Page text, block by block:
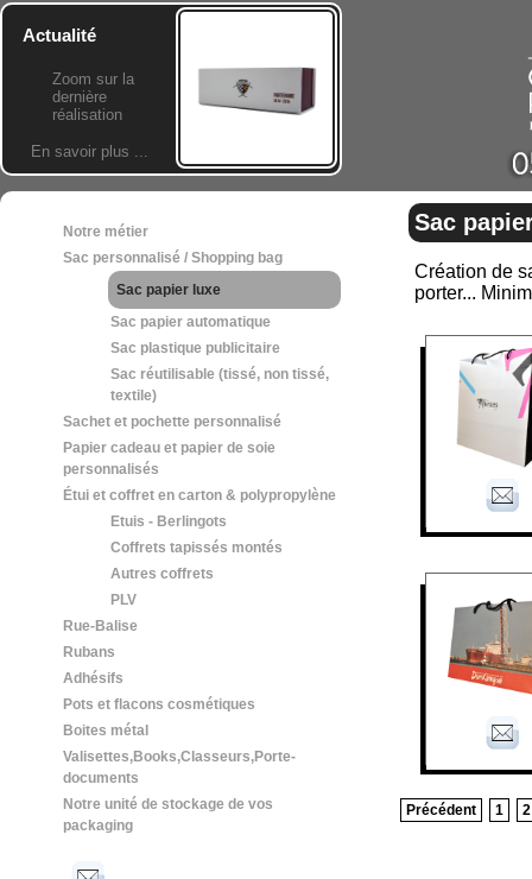
Actualité
Zoom sur la
dernière
réalisation
En savoir plus ...
Notre métier
Sac personnalisé / Shopping bag
Sac papier luxe
Sac papier automatique
Sac plastique publicitaire
Sac réutilisable (tissé, non tissé,
textile)
Sachet et pochette personnalisé
Papier cadeau et papier de soie
personnalisés
Étui et coffret en carton & polypropylène
Etuis - Berlingots
Coffrets tapissés montés
Autres coffrets
PLV
Rue-Balise
Rubans
Adhésifs
Pots et flacons cosmétiques
Boites métal
Valisettes,Books,Classeurs,Porte-
documents
Notre unité de stockage de vos
packaging
Sac
Création de
porter...
Précédent 1 2